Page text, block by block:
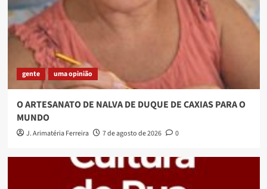
gente uma opinião
O ARTESANATO DE NALVA DE DUQUE DE CAXIAS PARA O
MUNDO
J. Arimatéria Ferreira 7 de agosto de 2026 0